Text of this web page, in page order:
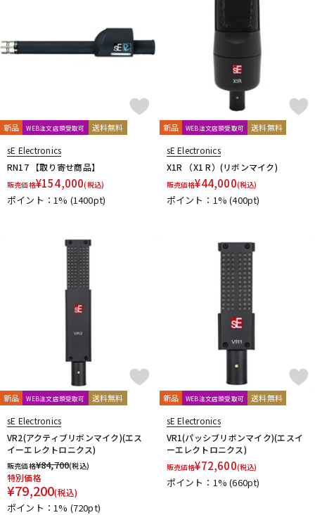
新品 WEB注文店頭受取可 送料無料
sE Electronics
RN17 【取り寄せ商品】
販売価格¥154,000(税込)
ポイント：1% (1400pt)
新品 WEB注文店頭受取可 送料無料
sE Electronics
X1R （X1 R）(リボンマイク)
販売価格¥44,000(税込)
ポイント：1%(400pt)
新品 WEB注文店頭受取可 送料無料
sE Electronics
VR2(アクティブリボンマイク)(エス
イーエレクトロニクス)
販売価格¥84,700(税込)
特別価格
¥79,200(税込)
ポイント：1% (720pt)
新品 WEB注文店頭受取可 送料無料
sE Electronics
VR1(パッシブリボンマイク)(エスイ
ーエレクトロニクス)
販売価格¥72,600(税込)
ポイント：1%(660pt)